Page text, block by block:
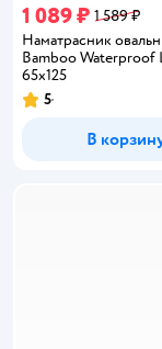
1 089 ₽ 1 589 ₽
Наматрасник
Bamboo Waterproof
65х125
Рейтинг:
5
В